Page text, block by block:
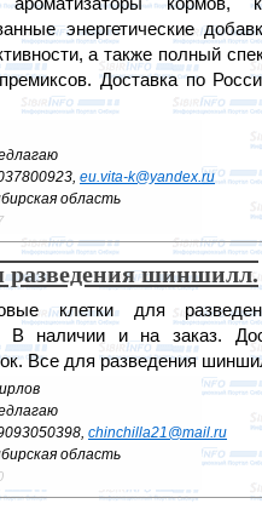
энергетические
а также полный
Доставка по
eu.vita-k@yandex.ru
область
разведения шиншилл.
клетки для
В наличии и на заказ.
Все для разведения
chinchilla21@mail.ru
область